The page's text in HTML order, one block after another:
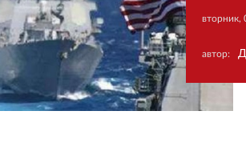
вторник,
автор: